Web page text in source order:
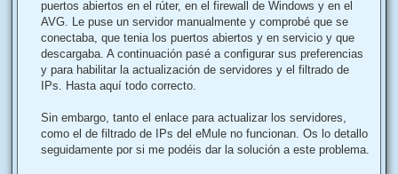
n
a
d
j
puertos abiertos en el rúter, en el firewall de Windows y en el
AVG. Le puse un servidor manualmente y comprobé que se
conectaba, que tenia los puertos abiertos y en servicio y que
descargaba. A continuación pasé a configurar sus preferencias
y para habilitar la actualización de servidores y el filtrado de
IPs. Hasta aquí todo correcto.
Sin embargo, tanto el enlace para actualizar los servidores,
como el de filtrado de IPs del eMule no funcionan. Os lo detallo
seguidamente por si me podéis dar la solución a este problema.